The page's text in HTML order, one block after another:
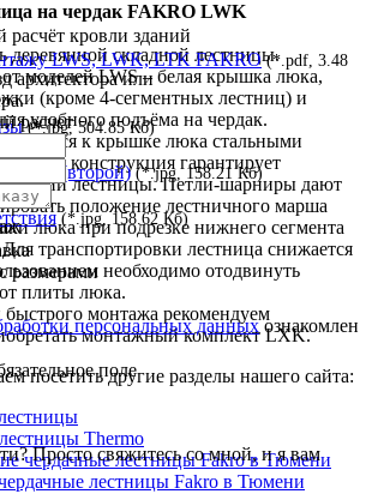
на чердак FAKRO LWK
деревянной складной лестницы.
моделей LWS – белая крышка люка,
(кроме 4-сегментных лестниц) и
удобного подъёма на чердак.
к крышке люка стальными
такая конструкция гарантирует
лестницы. Петли-шарниры дают
положение лестничного марша
люка при подрезке нижнего сегмента
транспортировки лестница снижается
необходимо отодвинуть
плиты люка.
монтажа рекомендуем
монтажный комплект LXK.
посетить другие разделы нашего сайта:
Thermo
чердачные лестницы Fakro в Тюмени
лестницы Fakro в Тюмени
LWS, LWK, LTK FAKRO (*.pdf, 3.48
(*.jpg, 504.85 Кб)
(второй) (*.jpg, 158.21 Кб)
(*.jpg, 158.62 Кб)
кровли зданий
архитектора или
расчет
размерами
персональных данныхознакомлен
поле
Просто свяжитесь со мной, и я вам